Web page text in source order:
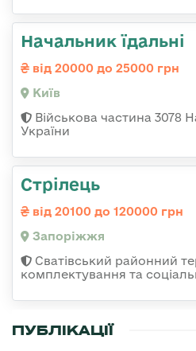
Начальник їдальні
від 20000 до 25000 грн
Київ
Військова частина 3078
України
Стрілець
від 20100 до 120000 грн
Запоріжжя
Сватівський районний
комплектування та
ПУБЛІКАЦІЇ